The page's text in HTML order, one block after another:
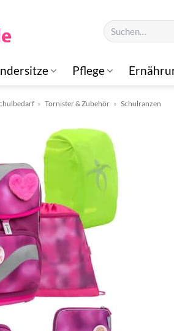
Suchen
nach:
Pflege
» Tornister & Zubehör » Schulranzen